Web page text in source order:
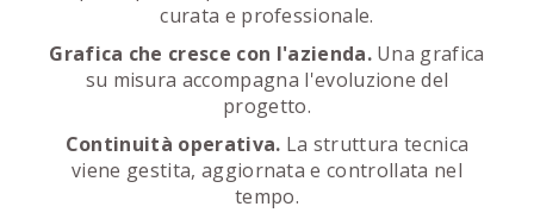
curata e professionale.
Grafica che cresce con l'azienda.Una grafica
su misura accompagna l'evoluzione del
progetto.
Continuità operativa. La struttura tecnica
viene gestita, aggiornata e controllata nel
tempo.